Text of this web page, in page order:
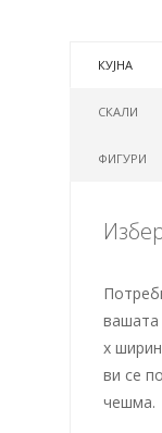
КУЈНА
СКАЛИ
ФИГУРИ
вашата
х
ви се
чешма.